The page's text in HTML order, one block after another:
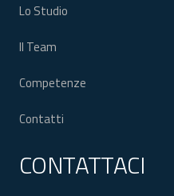
Lo Studio
Il Team
Competenze
Contatti
CONTATTACI